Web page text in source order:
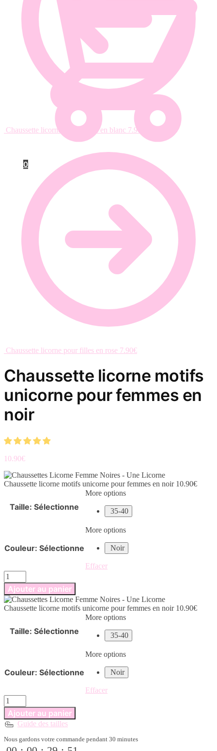
0
Chaussette licorne pour fillette en blanc 7.90
Chaussette licorne pour filles en rose 7.90€
Chaussette licorne motifs
unicorne pour femmes en
noir
10.90€
Chaussette licorne motifs unicorne pour femmes en noir 10.90€
Taille: Sélectionne
More options
35-40
Couleur: Sélectionne
More options
Noir
Effacer
quantité
de
Chaussette
licorne
motifs
pour
femmes
Ajouter au panier
Chaussette licorne motifs unicorne pour femmes en noir 10.90€
Taille: Sélectionne
More options
35-40
Couleur: Sélectionne
More options
Noir
Effacer
quantité
de
Chaussette
licorne
unicorne
Ajouter au panier
Guide des tailles
Nous gardons votre commande pendant 30 minutes